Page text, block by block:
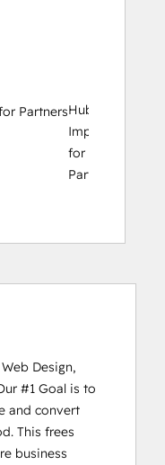
HubSpot
Implementation
for
Partners
Design,
#1 Goal is to
and convert
This frees
business